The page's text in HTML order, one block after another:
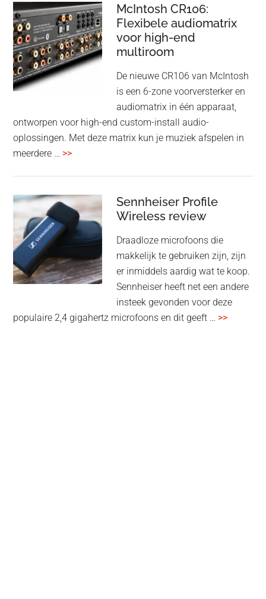
Adaptive
noise
cancelling
–
4
McIntosh CR106:
Flexibele audiomatrix
voor high-end
multiroom
De nieuwe CR106 van McIntosh
is een 6-zone voorversterker en
audiomatrix in één apparaat,
ontworpen voor high-end custom-install audio-
oplossingen. Met deze matrix kun je muziek afspelen in
meerdere … >>overMcIntosh
audiomatrix
voor
high-
end
multiroom
Sennheiser Profile
Wireless review
Draadloze microfoons die
makkelijk te gebruiken zijn, zijn
er inmiddels aardig wat te koop.
Sennheiser heeft net een andere
insteek gevonden voor deze
populaire 2,4 gigahertz microfoons en dit geeft … >>